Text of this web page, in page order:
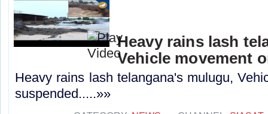
Heavy rains lash
Vehicle movement
Heavy rains lash telangana's mulugu,
suspended.....»»